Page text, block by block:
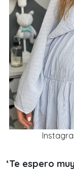
‘Te espero